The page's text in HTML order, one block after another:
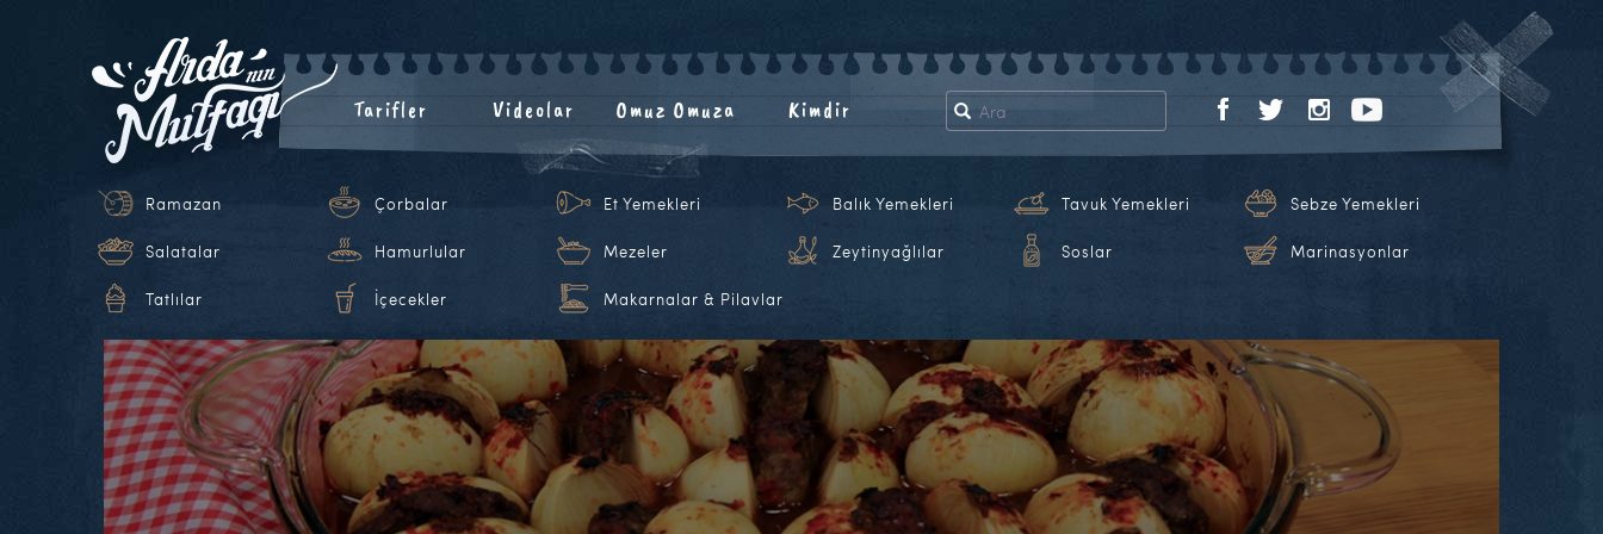
Tarifler Videolar Omuz Omuza Kimdir
Ramazan Çorbalar Et Yemekleri Balık Yemekleri Tavuk Yemekleri Sebze Yemekleri
Salatalar Hamurlular Mezeler Zeytinyağlılar Soslar Marinasyonlar
Tatlılar İçecekler Makarnalar & Pilavlar